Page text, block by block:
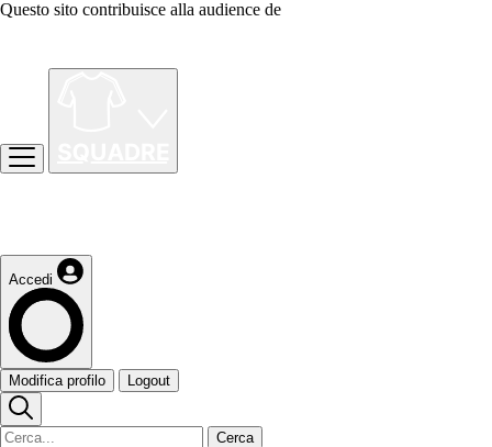
Questo sito contribuisce alla audience de
Accedi
Modifica profilo Logout
Cerca